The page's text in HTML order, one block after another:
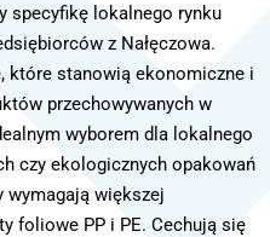
specyfikę lokalnego rynku
z Nałęczowa.
które stanowią ekonomiczne i
przechowywanych w
wyborem dla lokalnego
czy ekologicznych opakowań
wymagają większej
foliowe PP i PE. Cechują się